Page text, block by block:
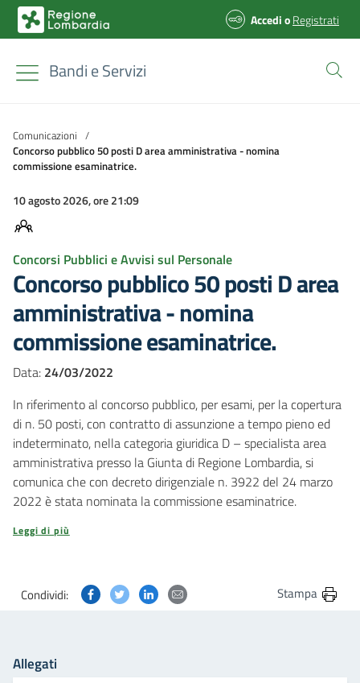
AccedioRegistrati
Bandi e Servizi
Comunicazioni /
Concorso pubblico 50 posti D area amministrativa - nomina
commissione esaminatrice.
10 agosto 2026, ore 21:09
Concorsi Pubblici e Avvisi sul Personale
Concorso pubblico 50 posti D area
amministrativa - nomina
commissione esaminatrice.
Data: 24/03/2022
In riferimento al concorso pubblico, per esami, per la copertura
di n. 50 posti, con contratto di assunzione a tempo pieno ed
indeterminato, nella categoria giuridica D – specialista area
amministrativa presso la Giunta di Regione Lombardia, si
comunica che con decreto dirigenziale n. 3922 del 24 marzo
2022 è stata nominata la commissione esaminatrice.
Leggi di più
Condividi: Condividi questa pagina su Facebook
Condividi questa pagina su Twitter
Condividi questa pagina su Linkedin
Condividi questa pagina via
Stampa
Allegati